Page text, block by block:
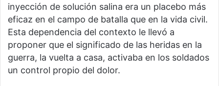
inyección de solución salina era un placebo más
eficaz en el campo de batalla que en la vida civil.
Esta dependencia del contexto le llevó a
proponer que el significado de las heridas en la
guerra, la vuelta a casa, activaba en los soldados
un control propio del dolor.